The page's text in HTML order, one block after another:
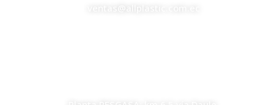
ventas@allplastic.com.ec